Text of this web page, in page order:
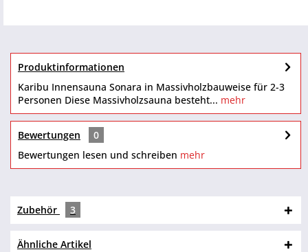
Produktinformationen
Karibu Innensauna Sonara in Massivholzbauweise für 2-3
Personen Diese Massivholzsauna besteht... mehr
Bewertungen
0
Bewertungen lesen und schreiben mehr
Zubehör 3
Ähnliche Artikel